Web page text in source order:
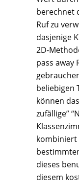
berechnet
Ruf zu
dasjenige
2D-
pass away
beliebigen
können
zufällige”
kombiniert
dieses
diesem